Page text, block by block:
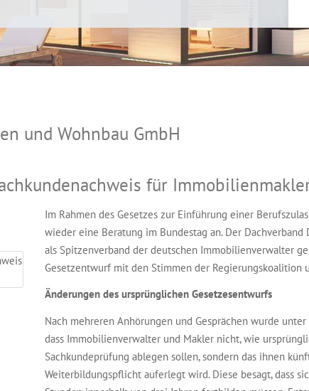
und Wohnbau GmbH
für
Im Rahmen des Gesetzes zur Einführung einer
wieder eine Beratung im Bundestag an. Der
als Spitzenverband der deutschen Immobilienverwalter
Gesetzentwurf mit den Stimmen der Regierungskoalition
Änderungen des ursprünglichen Gesetzesentwurfs
Nach mehreren Anhörungen und Gesprächen wurde
dass Immobilienverwalter und Makler nicht, wie
Sachkundeprüfung ablegen sollen, sondern das ihnen
Weiterbildungspflicht auferlegt wird. Diese besagt, dass